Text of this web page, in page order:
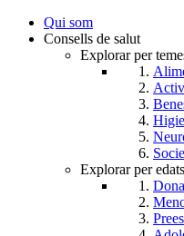
User
account
Qui som
Consells de salut
Explorar per
Explorar per edats